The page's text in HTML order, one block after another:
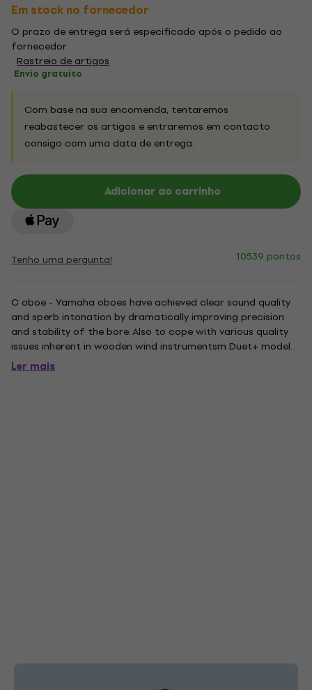
Em stock no fornecedor
O prazo de entrega será especificado após o pedido ao
fornecedor
Rastreio de artigos
Envio gratuito
Com base na sua encomenda, tentaremos
reabastecer os artigos e entraremos em contacto
consigo com uma data de entrega.
Adicionar ao carrinho
Tenho uma pergunta! 10539 pontos
C oboe - Yamaha oboes have achieved clear sound quality
and sperb intonation by dramatically improving precision
and stability of the bore. Also to cope with various quality
issues inherent in wooden wind instrumentsm Duet+ models
employ innovative techniques to form a protective layer
next to the air column. The combination of precious wood
Ler mais